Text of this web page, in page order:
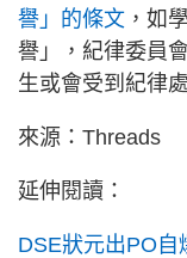
譽」的條文 ，如
譽」，紀律委員
生或會受到紀律
來源：Threads
延伸閱讀：
DSE狀元出PO自